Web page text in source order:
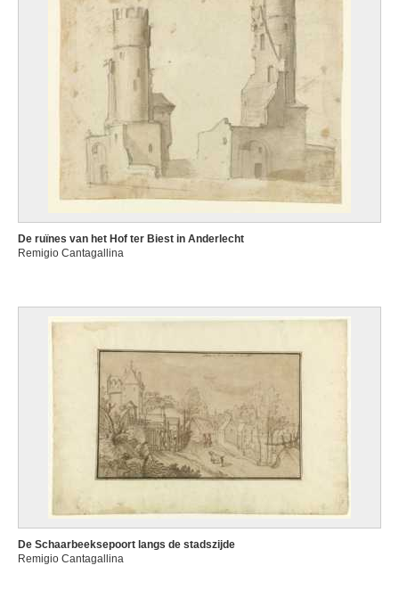
De ruïnes van het Hof ter Biest in Anderlecht
Remigio Cantagallina
De Schaarbeeksepoort langs de stadszijde
Remigio Cantagallina